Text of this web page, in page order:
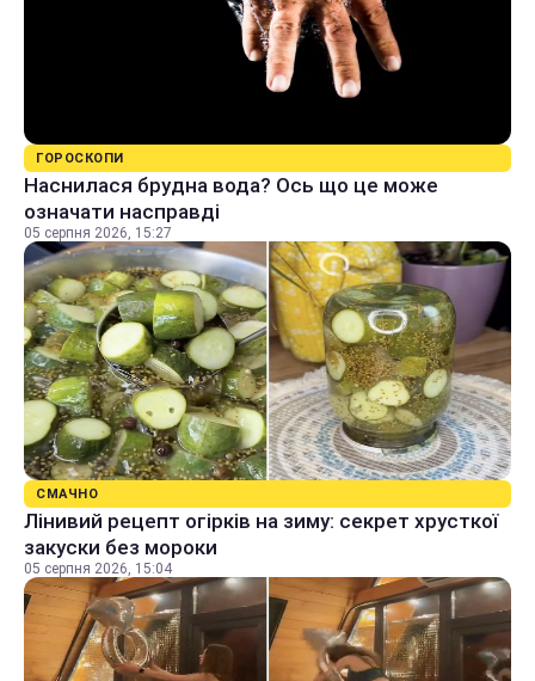
ГОРОСКОПИ
Наснилася брудна вода? Ось що це може
означати насправді
05 серпня 2026, 15:27
СМАЧНО
Лінивий рецепт огірків на зиму: секрет хрусткої
закуски без мороки
05 серпня 2026, 15:04